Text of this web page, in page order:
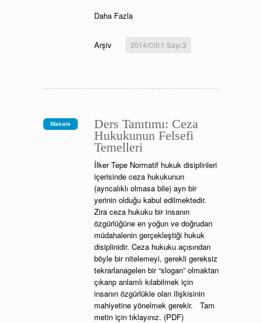
Daha Fazla
Arşiv 2014/Cilt:1 Sayı:3
Makale
Ders Tanıtımı: Ceza
Hukukunun Felsefi
Temelleri
İlker Tepe Normatif hukuk disiplinleri
içerisinde ceza hukukunun
(ayrıcalıklı olmasa bile) ayrı bir
yerinin olduğu kabul edilmektedir.
Zira ceza hukuku bir insanın
özgürlüğüne en yoğun ve doğrudan
müdahalenin gerçekleştiği hukuk
disiplinidir. Ceza hukuku açısından
böyle bir nitelemeyi, gerekli gereksiz
tekrarlanagelen bir “slogan” olmaktan
çıkarıp anlamlı kılabilmek için
insanın özgürlükle olan ilişkisinin
mahiyetine yönelmek gerekir. Tam
metin için tıklayınız. (PDF)